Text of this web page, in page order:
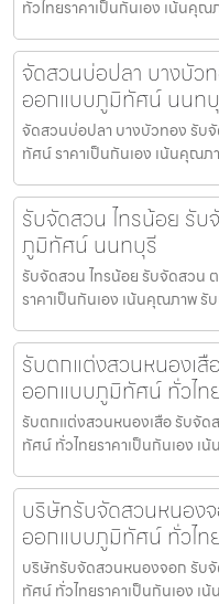
ทั่วไทยราคาเป็นกันเอง เน้นคุ
จัดสวนบ่อปลา บางบัว
ออกแบบภูมิทัศน์ นนท
จัดสวนบ่อปลา บางบัวทอง รั
ทัศน์ ราคาเป็นกันเอง เน้นคุณ
รับจัดสวน ไทรน้อย รั
ภูมิทัศน์ นนทบุรี
รับจัดสวน ไทรน้อย รับจัดสว
ราคาเป็นกันเอง เน้นคุณภาพ
รับตกแต่งสวนหนองเ
ออกแบบภูมิทัศน์ ทั่วไท
รับตกแต่งสวนหนองเสือ รับจั
ทัศน์ ทั่วไทยราคาเป็นกันเอง
บริษัทรับจัดสวนหนอง
ออกแบบภูมิทัศน์ ทั่วไท
บริษัทรับจัดสวนหนองจอก รับ
ทัศน์ ทั่วไทยราคาเป็นกันเอง